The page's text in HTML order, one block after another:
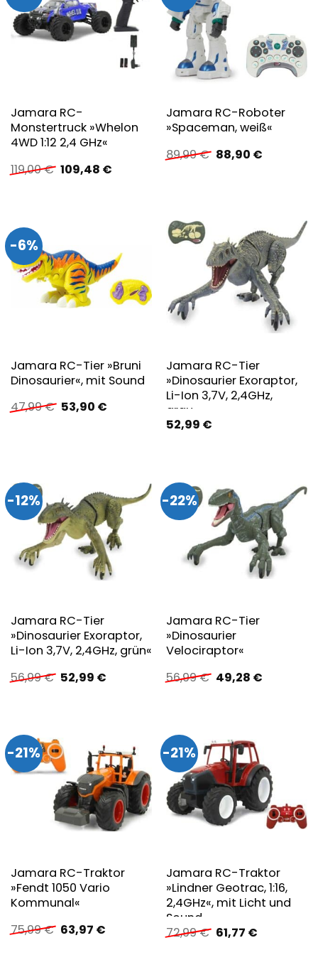
Jamara RC-
Monstertruck »Whelon
4WD 1:12 2,4 GHz«
119,00€ Ursprünglicher
Preis
109,48 €Aktueller
Jamara RC-Roboter
»Spaceman, weiß«
89,99€ Ursprünglicher
Preis
88,90 €Aktueller
-6%
Jamara RC-Tier »Bruni
Dinosaurier«, mit Sound
47,99€ Ursprünglicher
Preis
53,90 €Aktueller
Jamara RC-Tier
»Dinosaurier Exoraptor,
Li-Ion 3,7V, 2,4GHz,
grau«
52,99 €
-12%
Jamara RC-Tier
»Dinosaurier Exoraptor,
Li-Ion 3,7V, 2,4GHz, grün«
56,99€ Ursprünglicher
Preis
52,99 €Aktueller
-22%
Jamara RC-Tier
»Dinosaurier
Velociraptor«
56,99€ Ursprünglicher
Preis
49,28 €Aktueller
-21%
Jamara RC-Traktor
»Fendt 1050 Vario
Kommunal«
75,99€ Ursprünglicher
Preis
63,97 €Aktueller
-21%
Jamara RC-Traktor
»Lindner Geotrac, 1:16,
2,4GHz«, mit Licht und
Sound
72,99€ Ursprünglicher
Preis
61,77 €Aktueller